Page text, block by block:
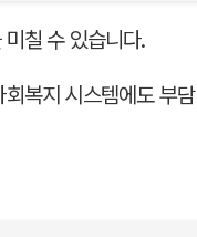
칠 수 있습니다.
복지 시스템에도 부담